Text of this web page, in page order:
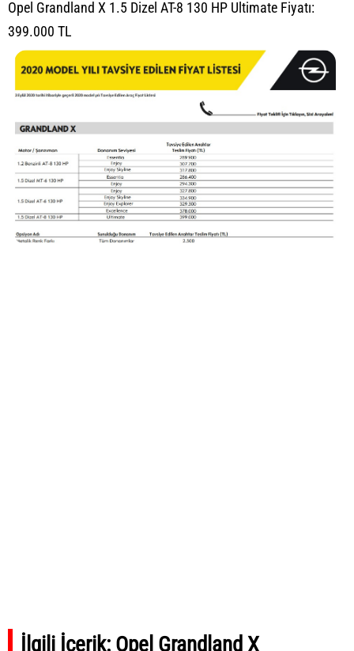
Opel Grandland X 1.5 Dizel AT-8 130 HP Ultimate Fiyatı:
399.000 TL
İlgili İçerik: Opel Grandland X